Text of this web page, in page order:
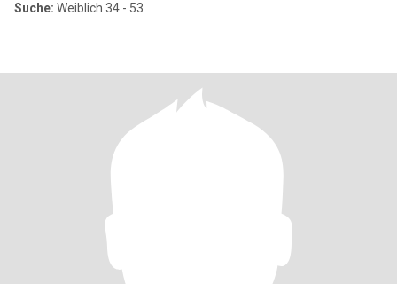
Suche: Weiblich 34 - 53